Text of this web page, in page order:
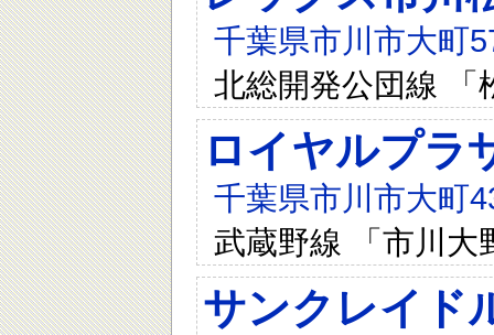
千葉県市川市大町
北総開発公団線 「
ロイヤルプラ
千葉県市川市大町
武蔵野線 「市川大
サンクレイド